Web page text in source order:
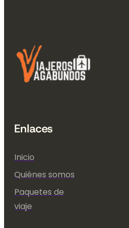
Enlaces
Inicio
Quiénes somos
Paquetes de
viaje